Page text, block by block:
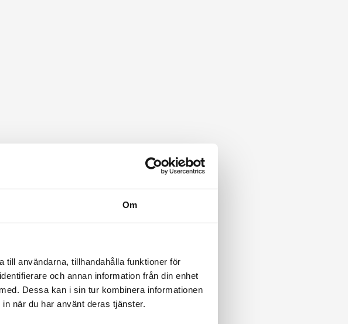
Om
till användarna, tillhandahålla funktioner för
och annan information från din enhet
Dessa kan i sin tur kombinera informationen
när du har använt deras tjänster.